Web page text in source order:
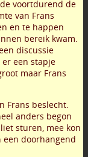
voortdurend de
van Frans
en te happen
bereik kwam.
discussie
een stapje
maar Frans
Frans beslecht.
anders begon
sturen, mee kon
doorhangend